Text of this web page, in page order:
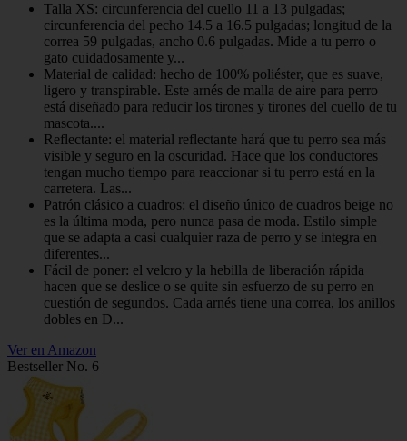
Talla XS: circunferencia del cuello 11 a 13 pulgadas;
circunferencia del pecho 14.5 a 16.5 pulgadas; longitud de la
correa 59 pulgadas, ancho 0.6 pulgadas. Mide a tu perro o
gato cuidadosamente y...
Material de calidad: hecho de 100% poliéster, que es suave,
ligero y transpirable. Este arnés de malla de aire para perro
está diseñado para reducir los tirones y tirones del cuello de tu
mascota....
Reflectante: el material reflectante hará que tu perro sea más
visible y seguro en la oscuridad. Hace que los conductores
tengan mucho tiempo para reaccionar si tu perro está en la
carretera. Las...
Patrón clásico a cuadros: el diseño único de cuadros beige no
es la última moda, pero nunca pasa de moda. Estilo simple
que se adapta a casi cualquier raza de perro y se integra en
diferentes...
Fácil de poner: el velcro y la hebilla de liberación rápida
hacen que se deslice o se quite sin esfuerzo de su perro en
cuestión de segundos. Cada arnés tiene una correa, los anillos
dobles en D...
Ver en Amazon
Bestseller No. 6